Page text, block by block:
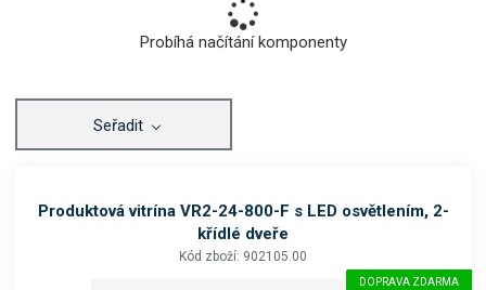
Probíhá načítání komponenty
Seřadit
Produktová vitrína VR2-24-800-F s LED osvětlením, 2-
křídlé dveře
Kód zboží: 902105.00
DOPRAVA ZDARMA